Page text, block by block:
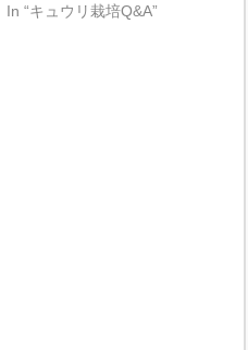
In “キュウリ栽培Q&A”